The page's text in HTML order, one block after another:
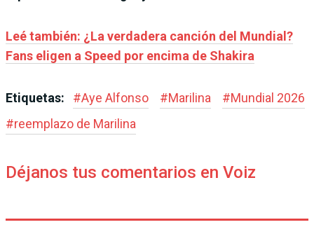
Leé también: ¿La verdadera canción del Mundial?
Fans eligen a Speed por encima de Shakira
Etiquetas: #Aye Alfonso #Marilina #Mundial 2026
#reemplazo de Marilina
Déjanos tus comentarios en Voiz